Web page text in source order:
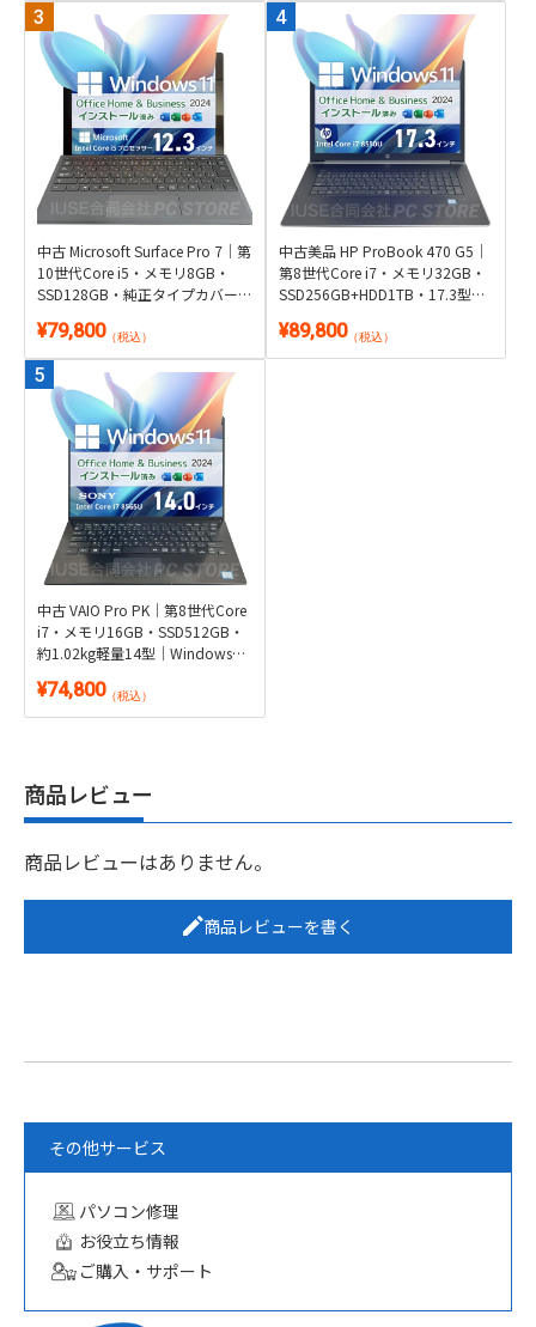
その他サービス
パソコン修理
お役立ち情報
ご購入・サポート
中古 Microsoft Surface Pro 7｜第
10世代Core i5・メモリ8GB・
SSD128GB・純正タイプカバー
Microsoft Office 2024付き・タブ
レット
¥79,800（税込）
中古美品 HP ProBook 470 G5｜
第8世代Core i7・メモリ32GB・
SSD256GB+HDD1TB・17.3型
Microsoft Office 2024付き
¥89,800（税込）
中古 VAIO Pro PK｜第8世代Core
i7・メモリ16GB・SSD512GB・
約1.02kg軽量14型｜Windows
¥74,800（税込）
商品レビュー
商品レビューはありません。
商品レビューを書く